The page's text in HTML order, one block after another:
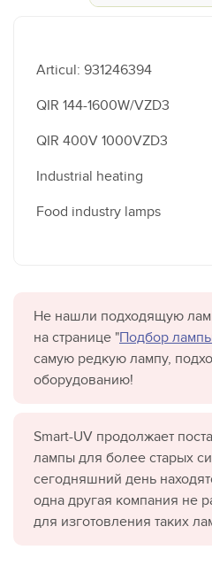
Articul: 931246394
QIR 144-1600W/VZD3
QIR 400V 1000VZD3
Industrial heating
Food industry lamps
Не нашли подходящую
на странице "Подбор
самую редкую лампу,
оборудованию!
Smart-UV продолжает
лампы для более старых
сегодняшний день
одна другая компания не
для изготовления таких